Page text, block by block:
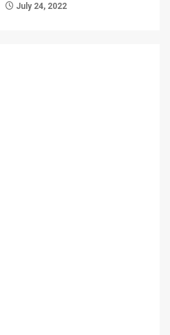
July 24, 2022